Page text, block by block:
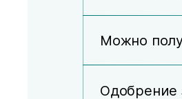
Можно
Одобрение